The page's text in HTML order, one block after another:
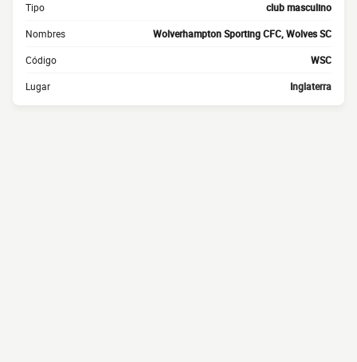
Tipo club masculino
Nombres Wolverhampton Sporting CFC, Wolves SC
Código WSC
Lugar Inglaterra